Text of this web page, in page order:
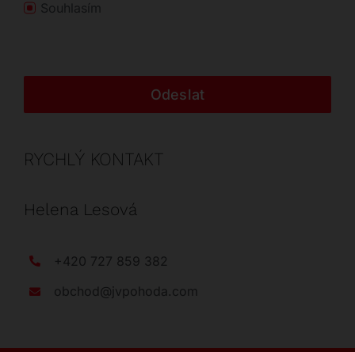
Souhlasím
Odeslat
RYCHLÝ KONTAKT
Helena Lesová
+420 727 859 382
obchod@jvpohoda.com